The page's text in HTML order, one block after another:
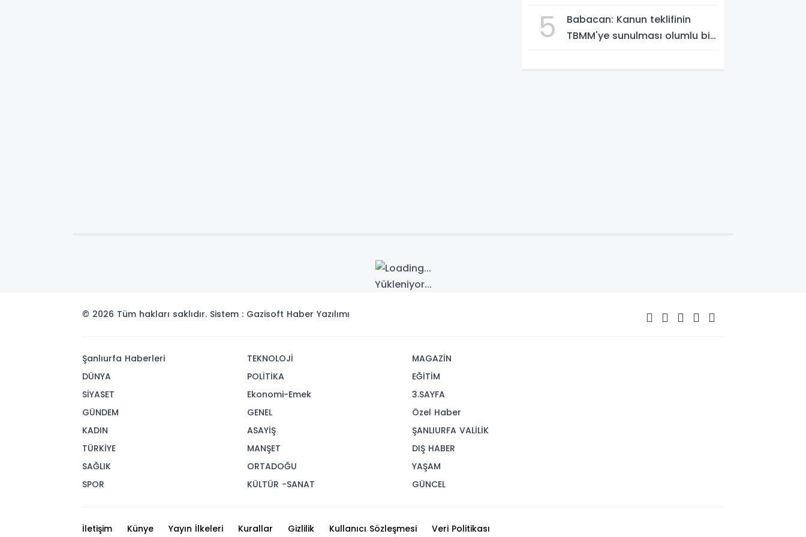
5
Babacan: Kanun teklifinin
TBMM'ye sunulması olumlu bir
Yükleniyor...
© 2026 Tüm hakları saklıdır. Sistem : Gazisoft Haber Yazılımı
Şanlıurfa Haberleri
DÜNYA
SİYASET
GÜNDEM
KADIN
TÜRKİYE
SAĞLIK
SPOR
TEKNOLOJİ
POLİTİKA
Ekonomi-Emek
GENEL
ASAYİŞ
MANŞET
ORTADOĞU
KÜLTÜR -SANAT
MAGAZİN
EĞİTİM
3.SAYFA
Özel Haber
ŞANLIURFA VALİLİK
DIŞ HABER
YAŞAM
GÜNCEL
İletişim Künye Yayın İlkeleri Kurallar Gizlilik Kullanıcı Sözleşmesi Veri Politikası